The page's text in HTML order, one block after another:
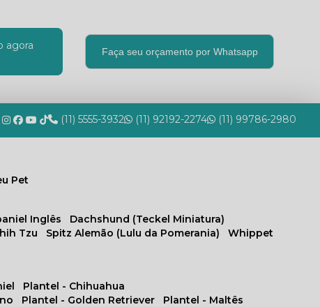
agora
Faça seu orçamento por Whatsapp
(11) 5555-3932 (11) 92192-2274 (11) 99786-2980
Plantel - Chihuahua
Plantel - Golden Retriever
Plantel - Maltês
Pet
Inglês
Dachshund (Teckel Miniatura)
Shih Tzu Spitz Alemão (Lulu da Pomerania)
Whippet